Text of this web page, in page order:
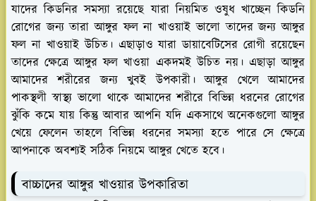
যাদের কিডনির সমস্যা রয়েছে যারা নিয়মিত ওষুধ খাচ্ছেন কিডনি
রোগের জন্য তারা আঙ্গুর ফল না খাওয়াই ভালো তাদের জন্য আঙ্গুর
ফল না খাওয়াই উচিত। এছাড়াও যারা ডায়াবেটিসের রোগী রয়েছেন
তাদের ক্ষেত্রে আঙ্গুর ফল খাওয়া একদমই উচিত নয়। এছাড়া আঙ্গুর
আমাদের শরীরের জন্য খুবই উপকারী। আঙ্গুর খেলে আমাদের
পাকস্থলী স্বাস্থ্য ভালো থাকে আমাদের শরীরে বিভিন্ন ধরনের রোগের
ঝুঁকি কমে যায় কিন্তু আবার আপনি যদি একসাথে অনেকগুলো আঙ্গুর
খেয়ে ফেলেন তাহলে বিভিন্ন ধরনের সমস্যা হতে পারে সে ক্ষেত্রে
আপনাকে অবশ্যই সঠিক নিয়মে আঙ্গুর খেতে হবে।
বাচ্চাদের আঙ্গুর খাওয়ার উপকারিতা